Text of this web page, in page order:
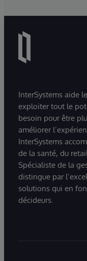
InterSystems aide
exploiter tout le
besoin pour être
améliorer
InterSystems
de la santé, du
Spécialiste de la
distingue par
solutions qui en
décideurs.